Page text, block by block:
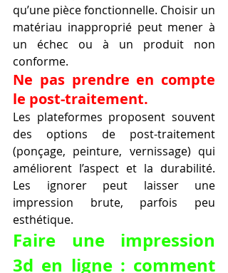
qu’une pièce fonctionnelle. Choisir un
matériau inapproprié peut mener à
un échec ou à un produit non
conforme.
Ne pas prendre en compte
le post-traitement.
Les plateformes proposent souvent
des options de post-traitement
(ponçage, peinture, vernissage) qui
améliorent l’aspect et la durabilité.
Les ignorer peut laisser une
impression brute, parfois peu
esthétique.
Faire une impression
3d en ligne : comment